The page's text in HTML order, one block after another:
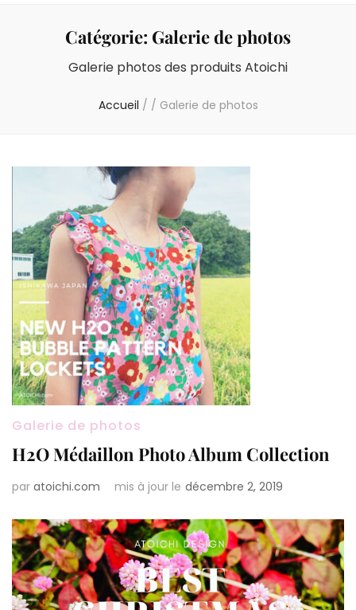
Catégorie: Galerie de photos
Galerie photos des produits Atoichi
Accueil / / Galerie de photos
Galerie de photos
H2O Médaillon Photo Album Collection
par atoichi.com mis à jour le décembre 2, 2019